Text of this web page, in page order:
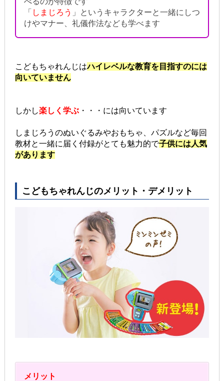
「 しまじろう 」というキャラクターと一緒にしつ
けやマナー、礼儀作法なども学べます
こどもちゃれんじはハイレベルな教育を目指すのには
向いていません
しかし楽しく学ぶ・・・には向いています
しまじろうのぬいぐるみやおもちゃ、パズルなど毎回
教材と一緒に届く付録がとても魅力的で子供には人気
があります
こどもちゃれんじのメリット・デメリット
メリット